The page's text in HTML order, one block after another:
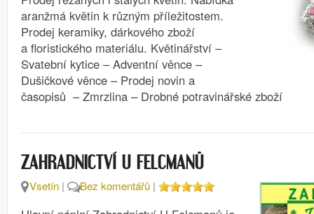
aranžmá květin k různým příležitostem.
Prodej keramiky, dárkového zboží
a floristického materiálu. Květinářství –
Svatební kytice – Adventní věnce –
Dušičkové věnce – Prodej novin a
časopisů – Zmrzlina – Drobné potravinářské zboží
ZAHRADNICTVÍ U FELCMANŮ
Vsetín | Bez komentářů |